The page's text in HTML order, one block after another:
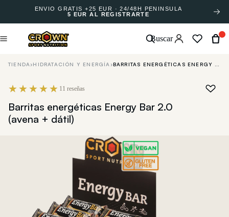
ENVÍO GRATIS +25 EUR · 24/48H PENÍNSULA
5 EUR AL REGISTRARTE
Buscar
TIENDA ›HIDRATACIÓN Y ENERGÍA ›
11 reseñas
Barritas energéticas Energy Bar 2.0
(avena + dátil)